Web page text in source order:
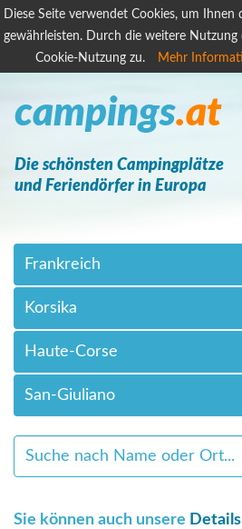
Diese Seite verwendet Cookies, um Ihnen
gewährleisten. Durch die weitere
Cookie-Nutzung zu.
Mehr
campings.at
Die schönsten Campingplätze
und Feriendörfer in Europa
Frankreich
Korsika
Haute-Corse
San-Giuliano
Sie können auch unsere